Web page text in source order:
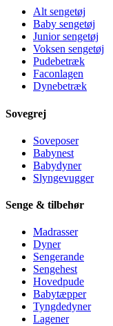
Alt sengetøj
Baby sengetøj
Junior sengetøj
Voksen sengetøj
Pudebetræk
Faconlagen
Dynebetræk
Sovegrej
Soveposer
Babynest
Babydyner
Slyngevugger
Senge & tilbehør
Madrasser
Dyner
Sengerande
Sengehest
Hovedpude
Babytæpper
Tyngdedyner
Lagener